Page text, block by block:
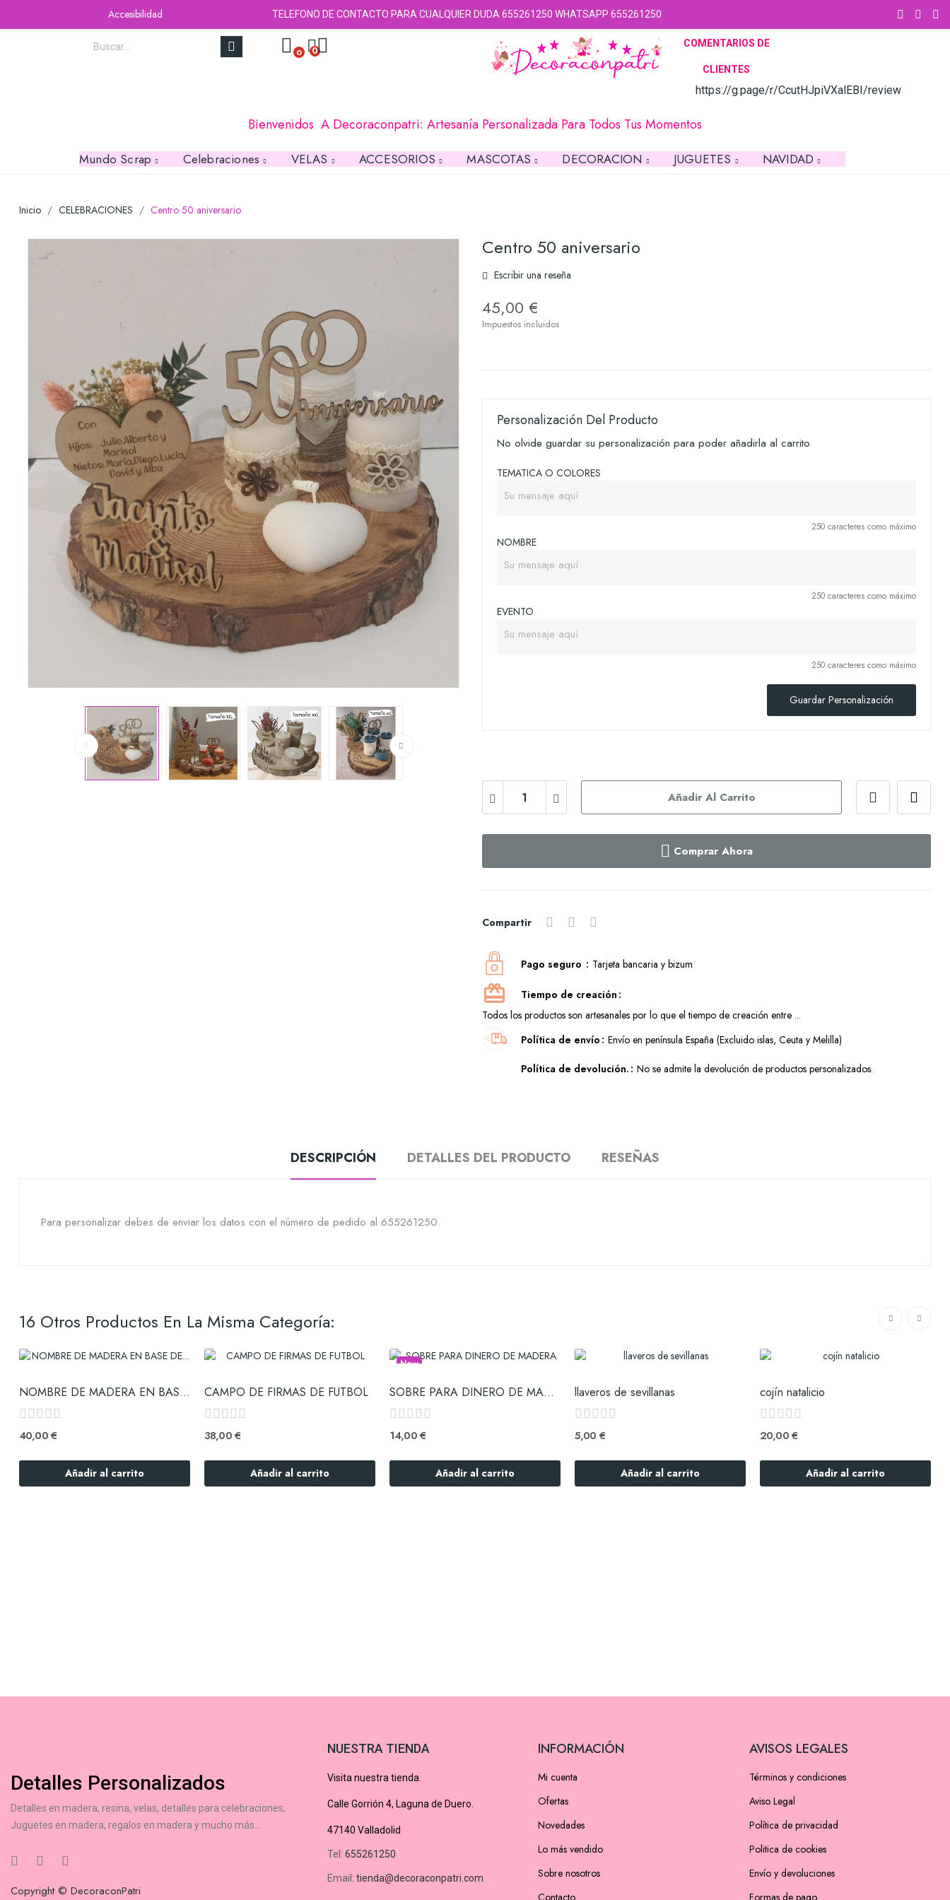
Accesibilidad TELEFONO DE CONTACTO PARA CUALQUIER DUDA 655261250 WHATSAPP 655261250
0 0
COMENTARIOS DE
CLIENTES
https://g.page/r/CcutHJpiVXalEBI/review
Bienvenidos A Decoraconpatri: Artesanía Personalizada Para Todos Tus Momentos
Mundo Scrap Celebraciones VELAS ACCESORIOS MASCOTAS DECORACION JUGUETES NAVIDAD
Inicio CELEBRACIONES Centro 50 aniversario
Centro 50 aniversario
Escribir una reseña
45,00 €
Impuestos incluidos
Personalización Del Producto
No olvide guardar su personalización para poder añadirla al carrito
TEMATICA O COLORES
250 caracteres como máximo
NOMBRE
250 caracteres como máximo
EVENTO
250 caracteres como máximo
Guardar Personalización
Añadir Al Carrito
Comprar Ahora
Compartir
Pago seguro Tarjeta bancaria y bizum
Tiempo de creación
Todos los productos son artesanales por lo que el tiempo de creación entre ...
Política de envío Envío en península España (Excluido islas, Ceuta y Melilla)
Política de devolución. No se admite la devolución de productos personalizados.
DESCRIPCIÓN DETALLES DEL PRODUCTO RESEÑAS
Para personalizar debes de enviar los datos con el número de pedido al 655261250.
16 Otros Productos En La Misma Categoría:
NOMBRE DE MADERA EN BASE DE MADERA DE PINO CON...
40,00 €
Añadir al carrito
CAMPO DE FIRMAS DE FUTBOL
38,00 €
Añadir al carrito
New
SOBRE PARA DINERO DE MADERA
14,00 €
Añadir al carrito
llaveros de sevillanas
5,00 €
Añadir al carrito
cojín natalicio
20,00 €
Añadir al carrito
Detalles Personalizados
Detalles en madera, resina, velas, detalles para celebraciones,
Juguetes en madera, regalos en madera y mucho más...
Copyright © DecoraconPatri
NUESTRA TIENDA
Visita nuestra tienda.
Calle Gorrión 4, Laguna de Duero.
47140 Valladolid
Tel: 655261250
Email: tienda@decoraconpatri.com
INFORMACIÓN
Mi cuenta
Ofertas
Novedades
Lo más vendido
Sobre nosotros
Contacto
AVISOS LEGALES
Términos y condiciones
Aviso Legal
Política de privacidad
Politica de cookies
Envío y devoluciones
Formas de pago